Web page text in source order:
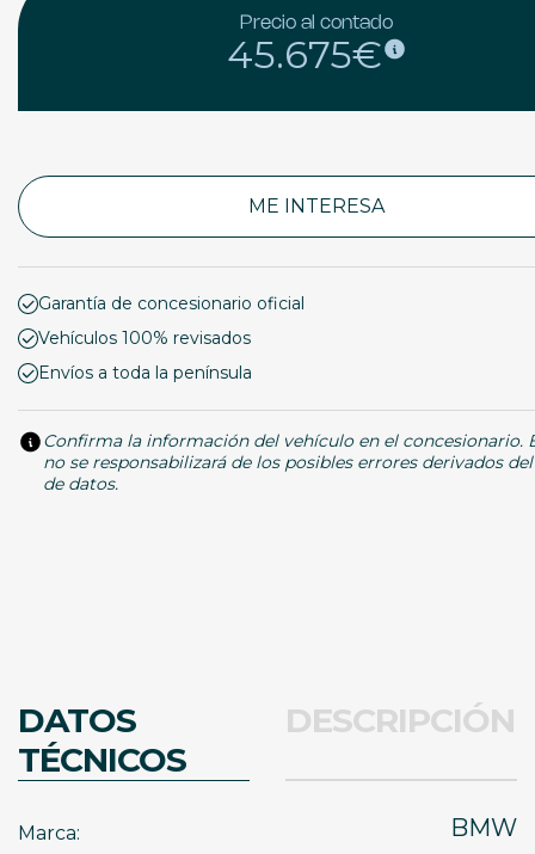
Precio al contado
45.675€
ME INTERESA
Garantía de concesionario oficial
Vehículos 100% revisados
Envíos a toda la península
Confirma la información del vehículo en el concesionario.
no se responsabilizará de los posibles errores derivados
de datos.
DATOS
TÉCNICOS
DESCRIPCIÓN
Marca: BMW